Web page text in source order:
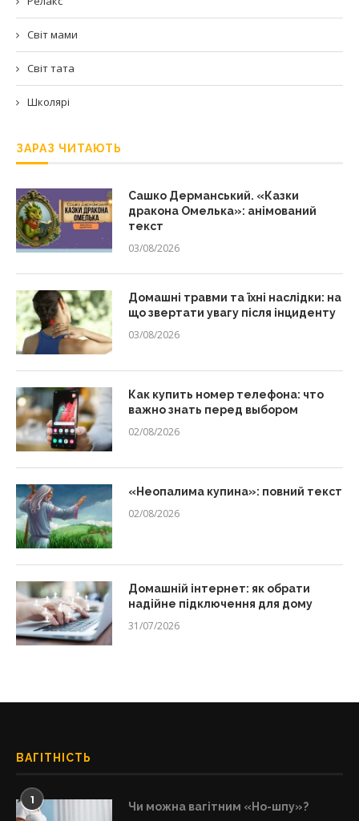
Світ мами
Світ тата
Школярі
ЗАРАЗ ЧИТАЮТЬ
Сашко Дерманський. «Казки
дракона Омелька»: анімований
текст
03/08/2026
Домашні травми та їхні наслідки: на
що звертати увагу після інциденту
03/08/2026
Как купить номер телефона: что
важно знать перед выбором
02/08/2026
«Неопалима купина»: повний текст
02/08/2026
Домашній інтернет: як обрати
надійне підключення для дому
31/07/2026
ВАГІТНІСТЬ
1 Чи можна вагітним «Но-шпу»?